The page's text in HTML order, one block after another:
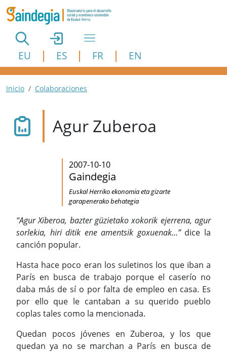
Pasar al contenido principal
EU ES FR EN
Ruta de navegación
Inicio Colaboraciones
Agur Zuberoa
2007-10-10
Gaindegia
Euskal Herriko ekonomia eta gizarte
garapenerako behategia
“Agur Xiberoa, bazter güzietako xokorik ejerrena, agur
sorlekia, hiri ditik ene amentsik goxuenak...”dice la
canción popular.
Hasta hace poco eran los suletinos los que iban a
París en busca de trabajo porque el caserío no
daba más de sí o por falta de empleo en casa. Es
por ello que le cantaban a su querido pueblo
coplas tales como la mencionada.
Quedan pocos jóvenes en Zuberoa, y los que
quedan ya no se marchan a París en busca de